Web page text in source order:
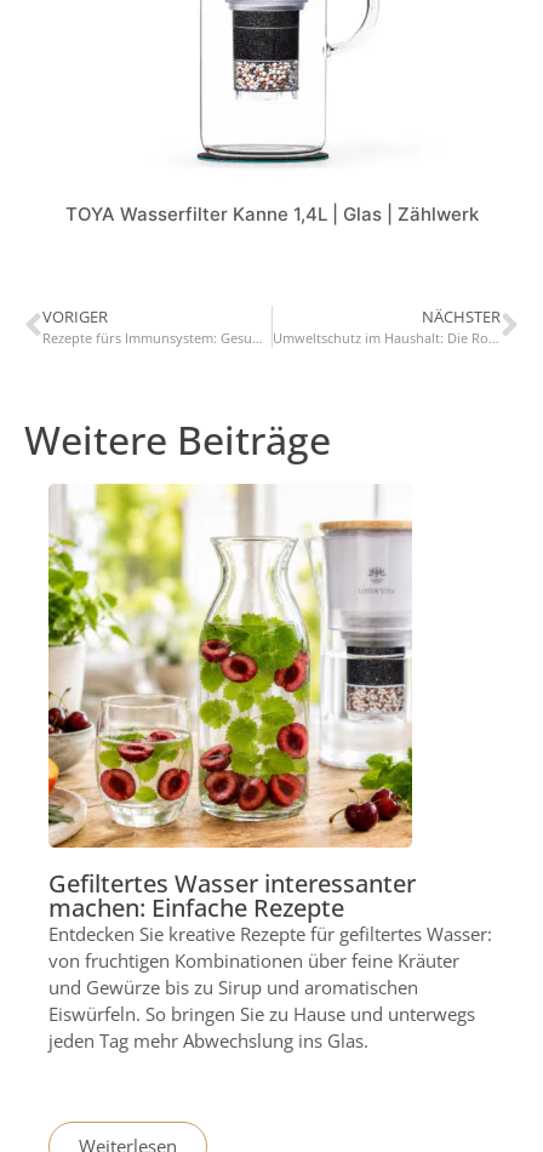
TOYA Wasserfilter Kanne 1,4L | Glas | Zählwerk
VORIGER
Rezepte fürs Immunsystem: Gesund durch das Jahr
NÄCHSTER
Umweltschutz im Haushalt: Die Rolle von Wasserfiltern
Weitere Beiträge
Gefiltertes Wasser interessanter
machen: Einfache Rezepte
Entdecken Sie kreative Rezepte für gefiltertes Wasser:
von fruchtigen Kombinationen über feine Kräuter
und Gewürze bis zu Sirup und aromatischen
Eiswürfeln. So bringen Sie zu Hause und unterwegs
jeden Tag mehr Abwechslung ins Glas.
Weiterlesen